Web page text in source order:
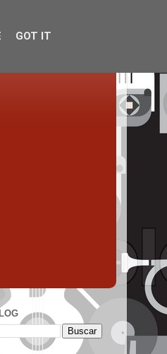
GOT IT